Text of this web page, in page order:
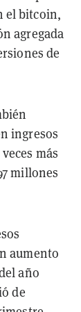
el bitcoin,
agregada
de
ingresos
más
millones
aumento
año
de